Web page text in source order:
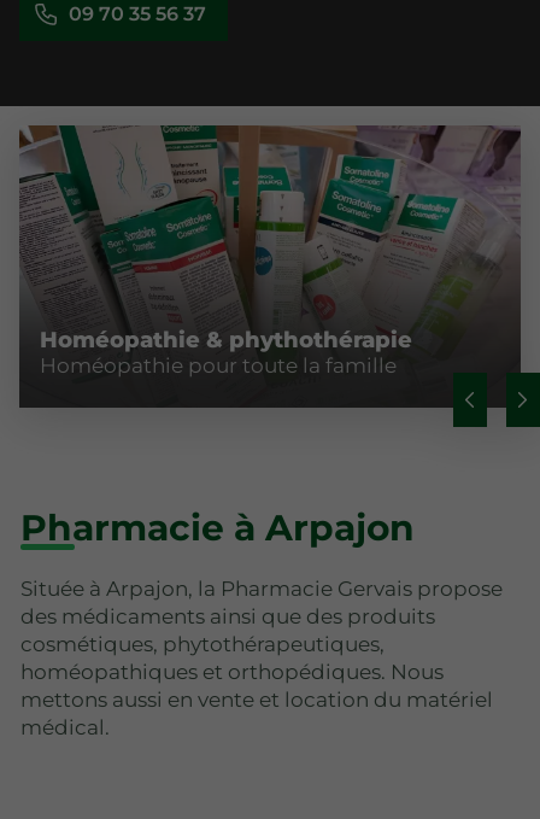
09 70 35 56 37
Homéopathie & phythothérapie
Homéopathie pour toute la famille
Pharmacie à Arpajon
Située à Arpajon, la Pharmacie Gervais propose
des médicaments ainsi que des produits
cosmétiques, phytothérapeutiques,
homéopathiques et orthopédiques. Nous
mettons aussi en vente et location du matériel
médical.